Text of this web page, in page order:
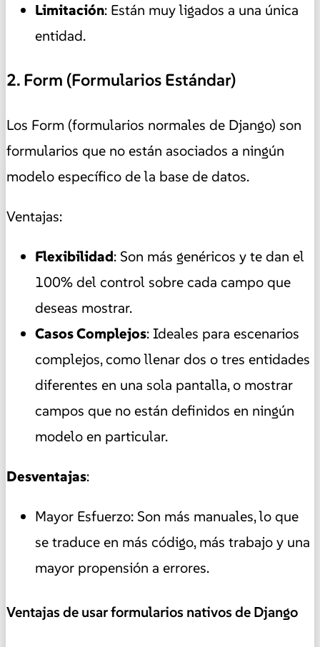
Limitación: Están muy ligados a una única
entidad.
2. Form (Formularios Estándar)
Los Form (formularios normales de Django) son
formularios que no están asociados a ningún
modelo específico de la base de datos.
Ventajas:
Flexibilidad: Son más genéricos y te dan el
100% del control sobre cada campo que
deseas mostrar.
Casos Complejos: Ideales para escenarios
complejos, como llenar dos o tres entidades
diferentes en una sola pantalla, o mostrar
campos que no están definidos en ningún
modelo en particular.
Desventajas:
Mayor Esfuerzo: Son más manuales, lo que
se traduce en más código, más trabajo y una
mayor propensión a errores.
Ventajas de usar formularios nativos de Django